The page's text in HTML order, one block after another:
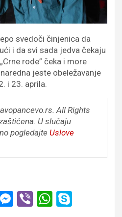
svedoči činjenica da
i da svi sada jedva čekaju
rode” čeka i more
jeste obeležavanje
i 23. aprila.
All Rights
U slučaju
pogledajte Uslove
M
M
Vi
W